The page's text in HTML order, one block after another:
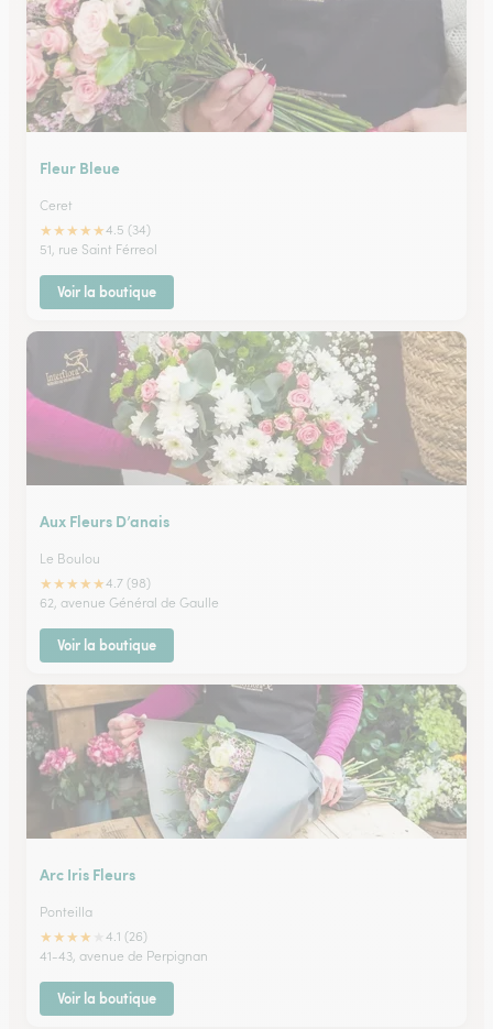
Fleur Bleue
Ceret
★★★★★4.5 (34)
51, rue Saint Férreol
Voir la boutique
Aux Fleurs D’anais
Le Boulou
★★★★★4.7 (98)
62, avenue Général de Gaulle
Voir la boutique
Arc Iris Fleurs
Ponteilla
★★★★
4.1 (26)
41-43, avenue de Perpignan
Voir la boutique